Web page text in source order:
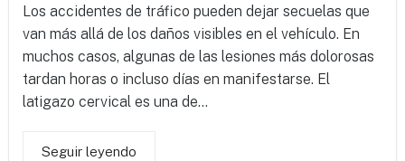
Los accidentes de tráfico pueden dejar secuelas que
van más allá de los daños visibles en el vehículo. En
muchos casos, algunas de las lesiones más dolorosas
tardan horas o incluso días en manifestarse. El
latigazo cervical es una de...
Seguir leyendo